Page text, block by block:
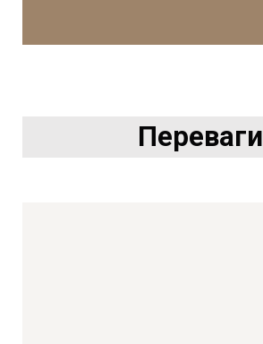
Переваги